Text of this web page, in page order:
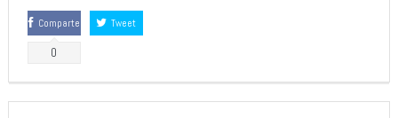
Comparte
0
Tweet